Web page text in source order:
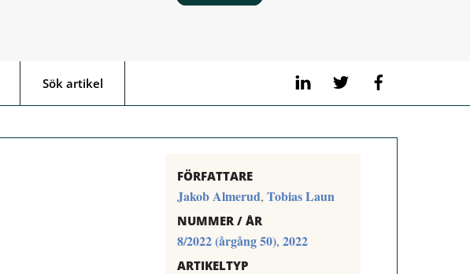
LinkedIn Twitter
Sök artikel
FÖRFATTARE
Jakob Almerud, Tobias Laun
NUMMER / ÅR
8/2022 (årgång 50), 2022
ARTIKELTYP